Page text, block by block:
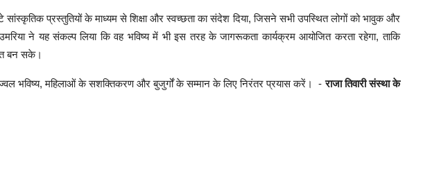
प्रस्तुतियों के माध्यम से शिक्षा और स्वच्छता का संदेश दिया, जिसने सभी उपस्थित लोगों को भावुक और
ने यह संकल्प लिया कि वह भविष्य में भी इस तरह के जागरूकता कार्यक्रम आयोजित करता रहेगा, ताकि
बन सके।
महिलाओं के सशक्तिकरण और बुजुर्गों के सम्मान के लिए निरंतर प्रयास करें। ‌ -राजा तिवारी संस्था के